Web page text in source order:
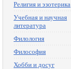
Религия и эзотерика
Учебная и научная
литература
Филология
Философия
Хобби и досуг